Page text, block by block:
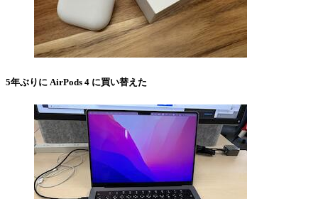
5年ぶりに AirPods 4 に買い替えた